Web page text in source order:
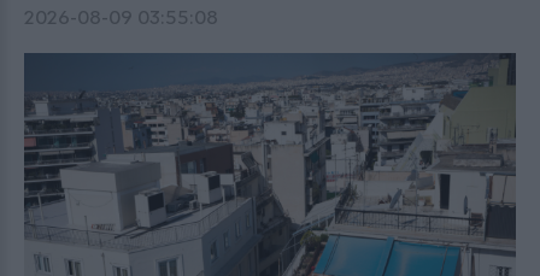
2026-08-09 03:55:08